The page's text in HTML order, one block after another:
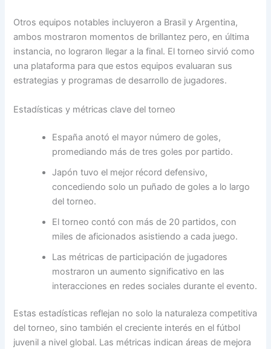
Otros equipos notables incluyeron a Brasil y Argentina,
ambos mostraron momentos de brillantez pero, en última
instancia, no lograron llegar a la final. El torneo sirvió como
una plataforma para que estos equipos evaluaran sus
estrategias y programas de desarrollo de jugadores.
Estadísticas y métricas clave del torneo
España anotó el mayor número de goles,
promediando más de tres goles por partido.
Japón tuvo el mejor récord defensivo,
concediendo solo un puñado de goles a lo largo
del torneo.
El torneo contó con más de 20 partidos, con
miles de aficionados asistiendo a cada juego.
Las métricas de participación de jugadores
mostraron un aumento significativo en las
interacciones en redes sociales durante el evento.
Estas estadísticas reflejan no solo la naturaleza competitiva
del torneo, sino también el creciente interés en el fútbol
juvenil a nivel global. Las métricas indican áreas de mejora